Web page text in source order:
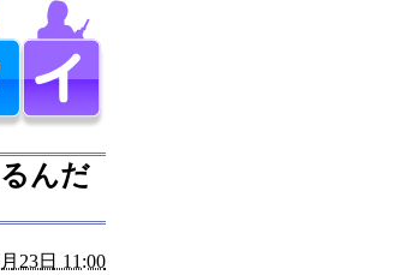
んだ
23日 11:00